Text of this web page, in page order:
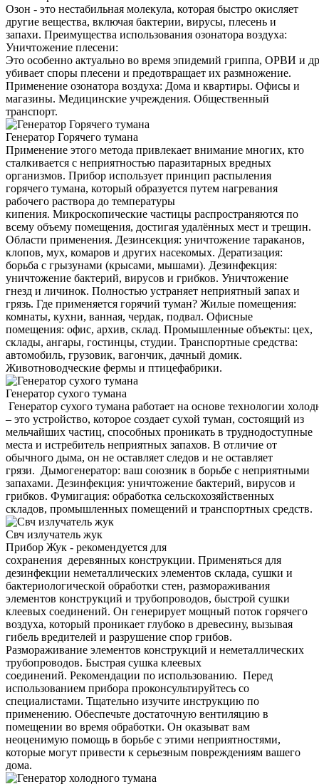
Озон - это нестабильная молекула, которая быстро окисляет
другие вещества, включая бактерии, вирусы, плесень и
запахи. Преимущества использования озонатора воздуха:
Уничтожение плесени:
Это особенно актуально во время эпидемий гриппа, ОРВИ и
убивает споры плесени и предотвращает их размножение.
Применение озонатора воздуха: Дома и квартиры. Офисы и
магазины. Медицинские учреждения. Общественный
транспорт.
Генератор Горячего тумана
Применение этого метода привлекает внимание многих, кто
сталкивается с неприятностью паразитарных вредных
организмов. Прибор использует принцип распыления
горячего тумана, который образуется путем нагревания
рабочего раствора до температуры
кипения. Микроскопические частицы распространяются по
всему объему помещения, достигая удалённых мест и трещин.
Области применения. Дезинсекция: уничтожение тараканов,
клопов, мух, комаров и других насекомых. Дератизация:
борьба с грызунами (крысами, мышами). Дезинфекция:
уничтожение бактерий, вирусов и грибков. Уничтожение
гнезд и личинок. Полностью устраняет неприятный запах и
грязь. Где применяется горячий туман? Жилые помещения:
комнаты, кухни, ванная, чердак, подвал. Офисные
помещения: офис, архив, склад. Промышленные объекты: цех,
склады, ангары, гостинцы, студии. Транспортные средства:
автомобиль, грузовик, вагончик, дачный домик.
Животноводческие фермы и птицефабрики.
Генератор сухого тумана
Генератор сухого тумана работает на основе технологии
– это устройство, которое создает сухой туман, состоящий из
мельчайших частиц, способных проникать в труднодоступные
места и истребитель неприятных запахов. В отличие от
обычного дыма, он не оставляет следов и не оставляет
грязи. Дымогенератор: ваш союзник в борьбе с неприятными
запахами. Дезинфекция: уничтожение бактерий, вирусов и
грибков. Фумигация: обработка сельскохозяйственных
складов, промышленных помещений и транспортных средств.
Свч излучатель жук
Прибор Жук - рекомендуется для
сохранения деревянных конструкции. Применяться для
дезинфекции неметаллических элементов склада, сушки и
бактериологической обработки стен, размораживания
элементов конструкций и трубопроводов, быстрой сушки
клеевых соединений. Он генерирует мощный поток горячего
воздуха, который проникает глубоко в древесину, вызывая
гибель вредителей и разрушение спор грибов.
Размораживание элементов конструкций и неметаллических
трубопроводов. Быстрая сушка клеевых
соединений. Рекомендации по использованию. Перед
использованием прибора проконсультируйтесь со
специалистами. Тщательно изучите инструкцию по
применению. Обеспечьте достаточную вентиляцию в
помещении во время обработки. Он оказыват вам
неоценимую помощь в борьбе с этими неприятностями,
которые могут привести к серьезным повреждениям вашего
дома.